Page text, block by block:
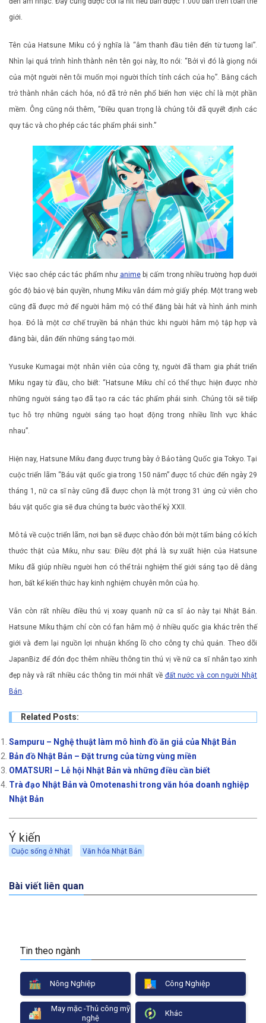
giới.
Tên của Hatsune Miku có ý nghĩa là “âm thanh đầu tiên đến từ tương lai”.
Nhìn lại quá trình hình thành nên tên gọi này, Ito nói: “Bởi vì đó là giọng nói
của một người nên tôi muốn mọi người thích tính cách của họ”. Bằng cách
trở thành nhân cách hóa, nó đã trở nên phổ biến hơn việc chỉ là một phần
mềm. Ông cũng nói thêm, “Điều quan trọng là chúng tôi đã quyết định các
quy tắc và cho phép các tác phẩm phái sinh.”
Việc sao chép các tác phẩm như animebị cấm trong nhiều trường hợp dưới
góc độ bảo vệ bản quyền, nhưng Miku vẫn dám mở giấy phép. Một trang web
cũng đã được mở để người hâm mộ có thể đăng bài hát và hình ảnh minh
họa. Đó là một cơ chế truyền bá nhận thức khi người hâm mộ tập hợp và
đăng bài, dẫn đến những sáng tạo mới.
Yusuke Kumagai một nhân viên của công ty, người đã tham gia phát triển
Miku ngay từ đầu, cho biết: “Hatsune Miku chỉ có thể thực hiện được nhờ
những người sáng tạo đã tạo ra các tác phẩm phái sinh. Chúng tôi sẽ tiếp
tục hỗ trợ những người sáng tạo hoạt động trong nhiều lĩnh vực khác
nhau”.
Hiện nay, Hatsune Miku đang được trưng bày ở Bảo tàng Quốc gia Tokyo. Tại
cuộc triển lãm “Báu vật quốc gia trong 150 năm” được tổ chức đến ngày 29
tháng 1, nữ ca sĩ này cũng đã được chọn là một trong 31 ứng cử viên cho
báu vật quốc gia sẽ đưa chúng ta bước vào thế kỷ XXII.
Mô tả về cuộc triển lãm, nơi bạn sẽ được chào đón bởi một tấm bảng có kích
thước thật của Miku, như sau: Điều đột phá là sự xuất hiện của Hatsune
Miku đã giúp nhiều người hơn có thể trải nghiệm thế giới sáng tạo dễ dàng
hơn, bất kể kiến ​​thức hay kinh nghiệm chuyên môn của họ.
Vẫn còn rất nhiều điều thú vị xoay quanh nữ ca sĩ ảo này tại Nhật Bản.
Hatsune Miku thậm chí còn có fan hâm mộ ở nhiều quốc gia khác trên thế
giới và đem lại nguồn lợi nhuận khổng lồ cho công ty chủ quản. Theo dõi
JapanBiz để đón đọc thêm nhiều thông tin thú vị về nữ ca sĩ nhân tạo xinh
đẹp này và rất nhiều các thông tin mới nhất về đất nước và con người Nhật
Bản.
Related Posts:
Sampuru – Nghệ thuật làm mô hình đồ ăn giả của Nhật Bản
Bản đồ Nhật Bản – Đặt trưng của từng vùng miền
OMATSURI – Lễ hội Nhật Bản và những điều cần biết
Trà đạo Nhật Bản và Omotenashi trong văn hóa doanh nghiệp
Nhật Bản
Ý kiến
Cuộc sống ở Nhật Văn hóa Nhật Bản
Bài viết liên quan
Tin theo ngành
Nông Nghiệp Công Nghiệp
May mặc -Thủ công mỹ
nghệ
Khác